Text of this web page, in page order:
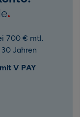
700 € mtl.
Jahren
V PAY